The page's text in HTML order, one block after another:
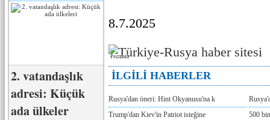
2. vatandaşlık
adresi: Küçük
ada ülkeler
8.7.2025
Реклама
İLGİLİ HABERLER
Rusya'dan öneri: Hint Okyanusu'na k
Trump'dan Kiev'in Patriot isteğine
500